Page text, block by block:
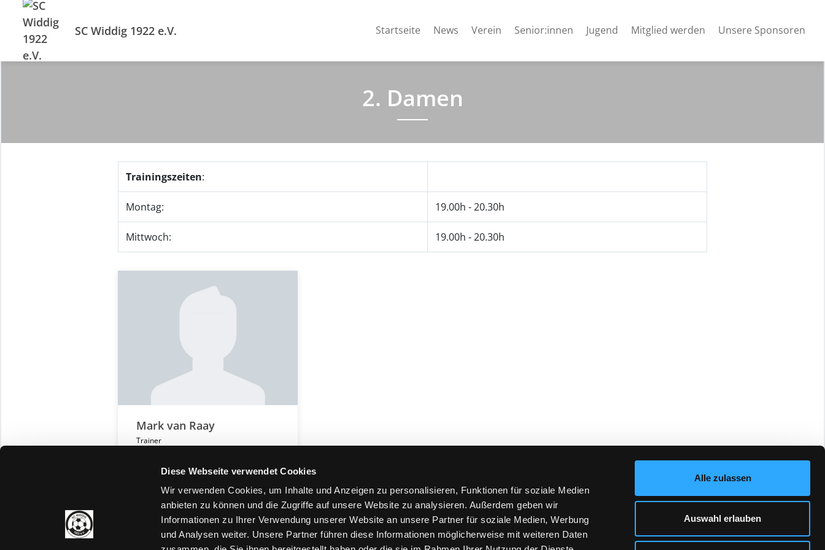
Diese Webseite verwendet Cookies
Wir verwenden Cookies, um Inhalte und Anzeigen zu personalisieren, Funktionen für soziale Medien
anbieten zu können und die Zugriffe auf unsere Website zu analysieren. Außerdem geben wir
Informationen zu Ihrer Verwendung unserer Website an unsere Partner für soziale Medien, Werbung
und Analysen weiter. Unsere Partner führen diese Informationen möglicherweise mit weiteren Daten
Alle zulassen
Auswahl erlauben
SC Widdig 1922 e.V. Startseite News Verein Senior:innen Jugend Mitglied werden Unsere Sponsoren
2. Damen
Trainingszeiten:
Montag: 19.00h - 20.30h
Mittwoch: 19.00h - 20.30h
Mark van Raay
Trainer
SC WIDDIG 1922 E.V. AUF SOCIAL MEDIA: